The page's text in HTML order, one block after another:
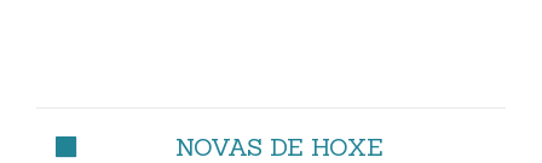
NOVAS DE HOXE